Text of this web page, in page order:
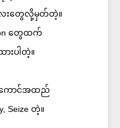
ေးတွေလို့မှတ်တဲ့။
တွေထက်
းပါတဲ့။
ောင်အထည်
Seize တဲ့။